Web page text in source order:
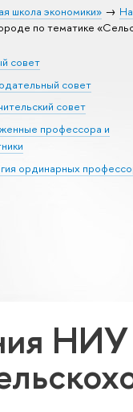
школа экономики»
по тематике
совет
совет
совет
профессора и
ординарных